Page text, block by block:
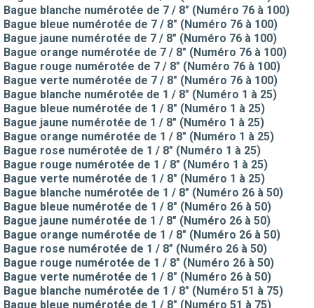
Bague blanche numérotée de 7 / 8" (Numéro 76 à 100)
Bague bleue numérotée de 7 / 8" (Numéro 76 à 100)
Bague jaune numérotée de 7 / 8" (Numéro 76 à 100)
Bague orange numérotée de 7 / 8" (Numéro 76 à 100)
Bague rouge numérotée de 7 / 8" (Numéro 76 à 100)
Bague verte numérotée de 7 / 8" (Numéro 76 à 100)
Bague blanche numérotée de 1 / 8" (Numéro 1 à 25)
Bague bleue numérotée de 1 / 8" (Numéro 1 à 25)
Bague jaune numérotée de 1 / 8" (Numéro 1 à 25)
Bague orange numérotée de 1 / 8" (Numéro 1 à 25)
Bague rose numérotée de 1 / 8" (Numéro 1 à 25)
Bague rouge numérotée de 1 / 8" (Numéro 1 à 25)
Bague verte numérotée de 1 / 8" (Numéro 1 à 25)
Bague blanche numérotée de 1 / 8" (Numéro 26 à 50)
Bague bleue numérotée de 1 / 8" (Numéro 26 à 50)
Bague jaune numérotée de 1 / 8" (Numéro 26 à 50)
Bague orange numérotée de 1 / 8" (Numéro 26 à 50)
Bague rose numérotée de 1 / 8" (Numéro 26 à 50)
Bague rouge numérotée de 1 / 8" (Numéro 26 à 50)
Bague verte numérotée de 1 / 8" (Numéro 26 à 50)
Bague blanche numérotée de 1 / 8" (Numéro 51 à 75)
Bague bleue numérotée de 1 / 8" (Numéro 51 à 75)